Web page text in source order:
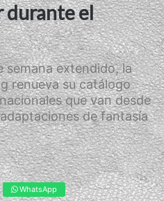
durante el
semana extendido, la
renueva su catálogo
que van desde
de fantasía
WhatsApp